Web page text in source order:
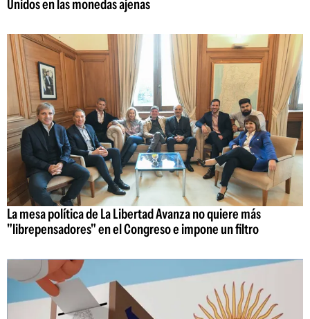
Unidos en las monedas ajenas
La mesa política de La Libertad Avanza no quiere más
"librepensadores" en el Congreso e impone un filtro